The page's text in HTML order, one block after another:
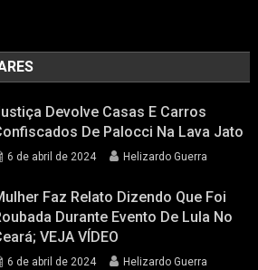
Devolve Casas E Carros
De Palocci Na Lava Jato
6 de abril de 2024 Helizardo Guerra
Faz Relato Dizendo Que Foi
Durante Evento De Lula No
VEJA VÍDEO
6 de abril de 2024 Helizardo Guerra